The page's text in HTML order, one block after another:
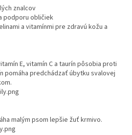
znalcov
podporu obličiek
a vitamínmi pre zdravú kožu a
E, vitamín C a taurín pôsobia proti
pomáha predchádzať úbytku svalovej
malým psom lepšie žuť krmivo.